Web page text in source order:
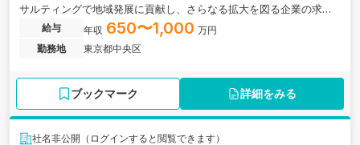
サルティングで地域発展に貢献し、さらなる拡大を図る企業の求人
です。給与 年収 650〜1,000 万円
勤務地
東京都中央区
ブックマーク 詳細をみる
社名非公開（ログインすると閲覧できます）